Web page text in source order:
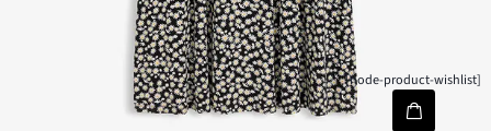
[node-product-wishlist]